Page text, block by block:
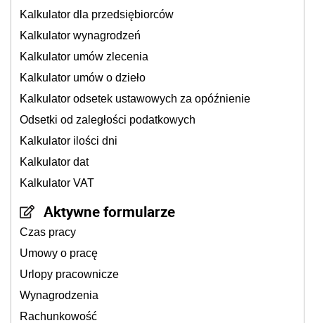
Kalkulator dla przedsiębiorców
Kalkulator wynagrodzeń
Kalkulator umów zlecenia
Kalkulator umów o dzieło
Kalkulator odsetek ustawowych za opóźnienie
Odsetki od zaległości podatkowych
Kalkulator ilości dni
Kalkulator dat
Kalkulator VAT
Aktywne formularze
Czas pracy
Umowy o pracę
Urlopy pracownicze
Wynagrodzenia
Rachunkowość